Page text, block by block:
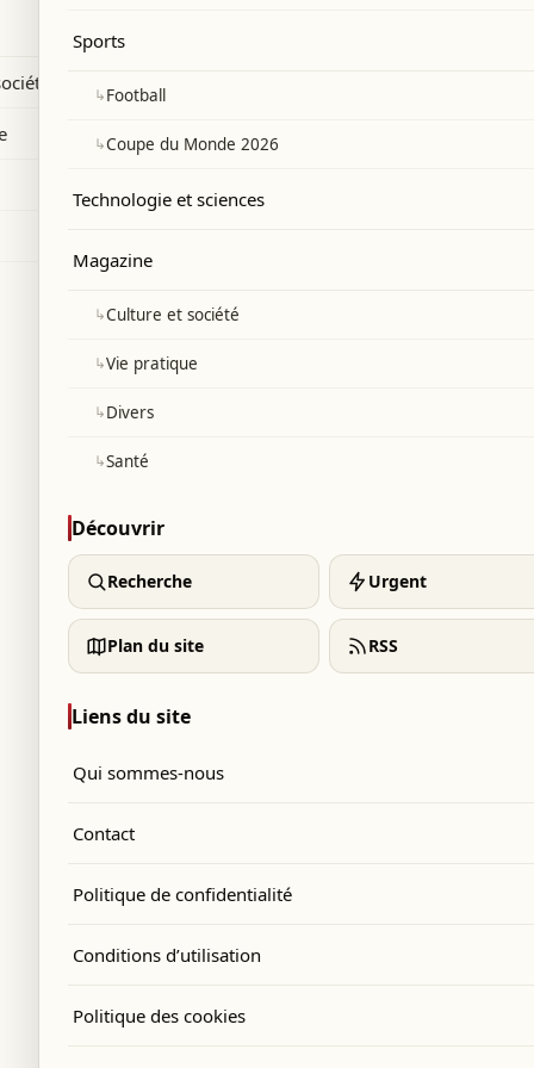
portée disparue.
Sports
↳Football
↳Coupe du Monde 2026
Technologie et sciences
Magazine
↳Culture et société
↳Vie pratique
↳Divers
↳Santé
Découvrir
Recherche Urgent
Plan du site RSS
Liens du site
Qui sommes-nous
Contact
Politique de confidentialité
Conditions d’utilisation
Politique des cookies